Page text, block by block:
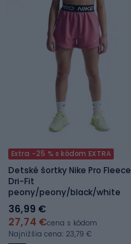
Extra -25 % s kódom EXTRA
Detské šortky Nike Pro Fleece
Dri-Fit
peony/peony/black/white
36,99 €
27,74 €cena s kódom
Najnižšia cena: 23,79 €